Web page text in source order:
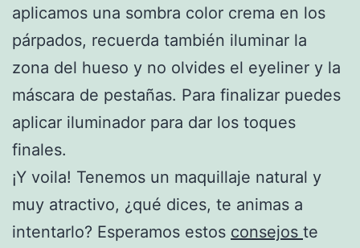
aplicamos una sombra color crema en los
párpados, recuerda también iluminar la
zona del hueso y no olvides el eyeliner y la
máscara de pestañas. Para finalizar puedes
aplicar iluminador para dar los toques
finales.
¡Y voila! Tenemos un maquillaje natural y
muy atractivo, ¿qué dices, te animas a
intentarlo? Esperamos estos consejos te